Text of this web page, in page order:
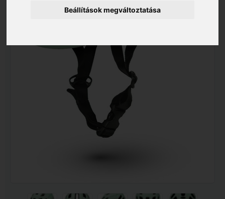
Beállítások megváltoztatása